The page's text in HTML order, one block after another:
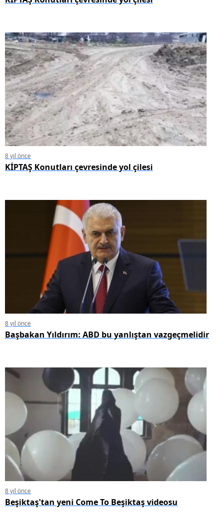
8 yıl önce
KİPTAŞ Konutları çevresinde yol çilesi
8 yıl önce
Başbakan Yıldırım: ABD bu yanlıştan vazgeçmelidir
8 yıl önce
Beşiktaş'tan yeni Come To Beşiktaş videosu